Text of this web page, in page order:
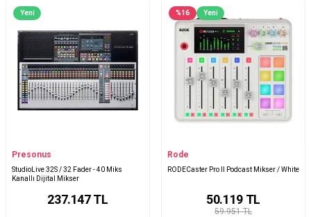
Yeni
Presonus
StudioLive 32S / 32 Fader - 40 Miks
Kanallı Dijital Mikser
237.147TL
%16 Yeni
Rode
RODECaster Pro II Podcast Mikser / White
59.951 TL
50.119TL